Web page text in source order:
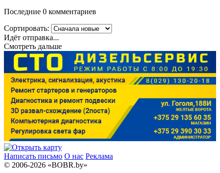
Последние 0 комментариев
Сортировать:
Идёт отправка...
Смотреть дальше
Написать письмо О нас Реклама
© 2006-2026 «BOBR.by»